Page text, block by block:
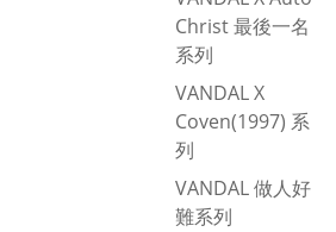
Christ 最後一名
系列
VANDAL X
Coven(1997) 系
列
VANDAL 做人好
難系列